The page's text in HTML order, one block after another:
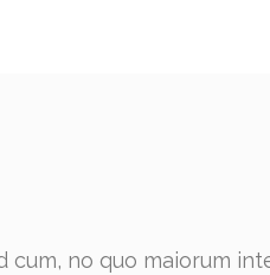
no quo maiorum